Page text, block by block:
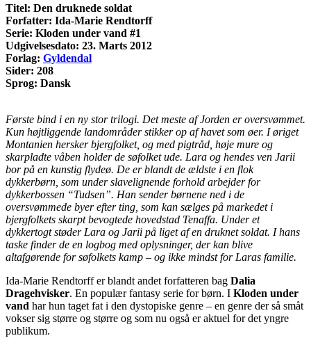
Titel: Den druknede soldat
Forfatter: Ida-Marie Rendtorff
Serie: Kloden under vand #1
Udgivelsesdato: 23. Marts 2012
Forlag: Gyldendal
Sider: 208
Sprog: Dansk
Første bind i en ny stor trilogi. Det meste af Jorden er oversvømmet.
Kun højtliggende landområder stikker op af havet som øer. I øriget
Montanien hersker bjergfolket, og med pigtråd, høje mure og
skarpladte våben holder de søfolket ude. Lara og hendes ven Jarii
bor på en kunstig flydeø. De er blandt de ældste i en flok
dykkerbørn, som under slavelignende forhold arbejder for
dykkerbossen “Tudsen”. Han sender børnene ned i de
oversvømmede byer efter ting, som kan sælges på markedet i
bjergfolkets skarpt bevogtede hovedstad Tenaffa. Under et
dykkertogt støder Lara og Jarii på liget af en druknet soldat. I hans
taske finder de en logbog med oplysninger, der kan blive
altafgørende for søfolkets kamp – og ikke mindst for Laras familie.
Ida-Marie Rendtorff er blandt andet forfatteren bag Dalia
Dragehvisker. En populær fantasy serie for børn. I Kloden under
vand har hun taget fat i den dystopiske genre – en genre der så småt
vokser sig større og større og som nu også er aktuel for det yngre
publikum.